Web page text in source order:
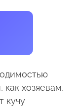
хозяевам,
кучу